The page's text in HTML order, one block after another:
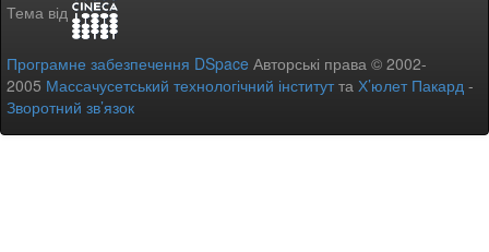
Тема від
Програмне забезпечення DSpace Авторські права © 2002-
2005 Массачусетський технологічний інститутта Х’юлет Пакард -
Зворотний зв’язок